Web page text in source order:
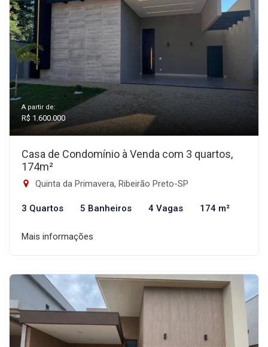
A partir de:
R$ 1.600.000
Casa de Condomínio à Venda com 3 quartos,
174m²
Quinta da Primavera, Ribeirão Preto-SP
3 Quartos 5 Banheiros 4 Vagas 174 m²
Mais informações